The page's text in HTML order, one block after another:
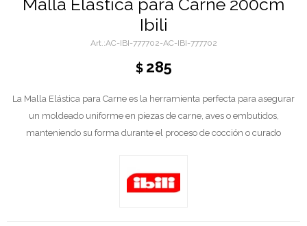
Malla Elástica para Carne 200cm
Ibili
AC-IBI-777702-AC-IBI-777702
$ 285
La Malla Elástica para Carne es la herramienta perfecta para asegurar
un moldeado uniforme en piezas de carne, aves o embutidos,
manteniendo su forma durante el proceso de cocción o curado